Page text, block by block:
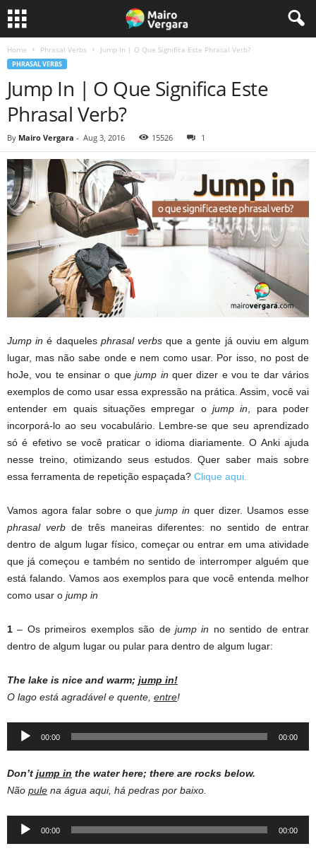
Home Phrasal Verbs Jump In | O Que Significa Este Phrasal Verb?
PHRASAL VERBS
Jump In | O Que Significa Este
Phrasal Verb?
By Mairo Vergara - Aug 3, 2016 15526 1
Jump iné daqueles phrasal verbsque a gente já ouviu em algum
lugar, mas não sabe onde e nem como usar. Por isso, no post de
hoJe, vou te ensinar o quejump in quer dizer e vou te dar vários
exemplos de como usar essa expressão na prática. Assim, você vai
entender em quais situações empregar o jump in , para poder
incorporá-lo ao seu vocabulário. Lembre-se que seu aprendizado
só é efetivo se você praticar o idioma diariamente. O Anki ajuda
nesse treino, otimizando seus estudos. Quer saber mais sobre
essa ferramenta de repetição espaçada? Clique aqui.
Vamos agora falar sobre o quejump inquer dizer. Usamos esse
phrasal verb de três maneiras diferentes: no sentido de entrar
dentro de algum lugar físico, começar ou entrar em uma atividade
que já começou e também no sentido de interromper alguém que
está falando. Vamos aos exemplos para que você entenda melhor
como usar o jump in
1 – Os primeiros exemplos são de jump in no sentido de entrar
dentro de algum lugar ou pular para dentro de algum lugar:
The lake is nice and warm; jump in!
O lago está agradável e quente, entre!
Audio
00:00 00:00
Don’t jump in the water here; there are rocks below.
Não pule na água aqui, há pedras por baixo.
Audio
00:00 00:00